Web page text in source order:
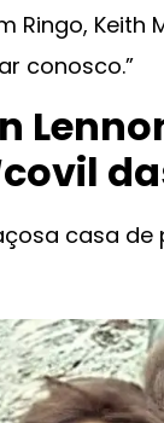
Keith
conosco.”
casa